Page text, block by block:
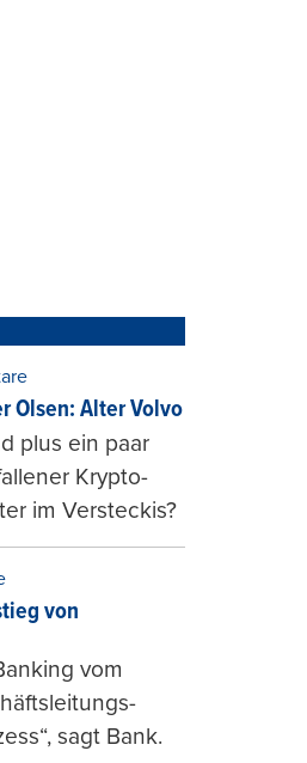
Olsen: Alter Volvo
plus ein paar
Krypto-
im Versteckis?
von
vom
sagt Bank.